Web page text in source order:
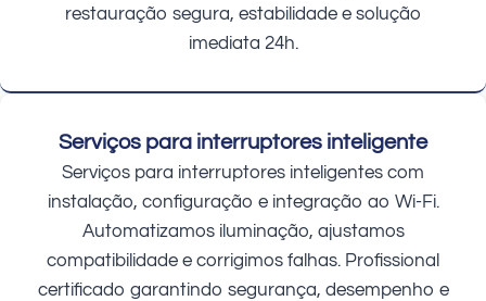
restauração segura, estabilidade e solução
imediata 24h.
Serviços para interruptores inteligente
Serviços para interruptores inteligentes com
instalação, configuração e integração ao Wi-Fi.
Automatizamos iluminação, ajustamos
compatibilidade e corrigimos falhas. Profissional
certificado garantindo segurança, desempenho e